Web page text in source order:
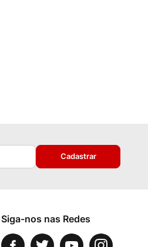
Cadastrar
Siga-nos nas Redes